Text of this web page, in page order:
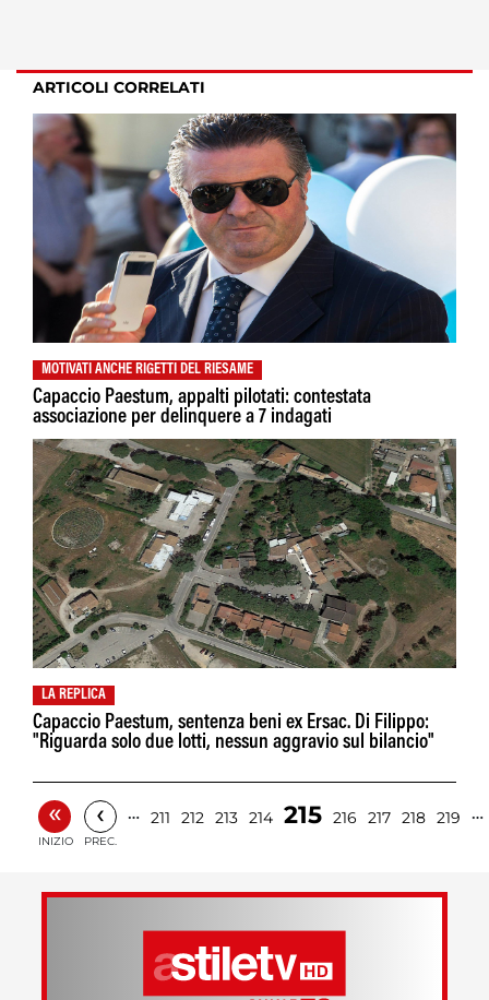
ARTICOLI CORRELATI
MOTIVATI ANCHE RIGETTI DEL RIESAME
Capaccio Paestum, appalti pilotati: contestata
associazione per delinquere a 7 indagati
LA REPLICA
Capaccio Paestum, sentenza beni ex Ersac. Di Filippo:
"Riguarda solo due lotti, nessun aggravio sul bilancio"
«
INIZIO
‹
PREC.
… 211 212 213 214 215 216 217 218 219 …